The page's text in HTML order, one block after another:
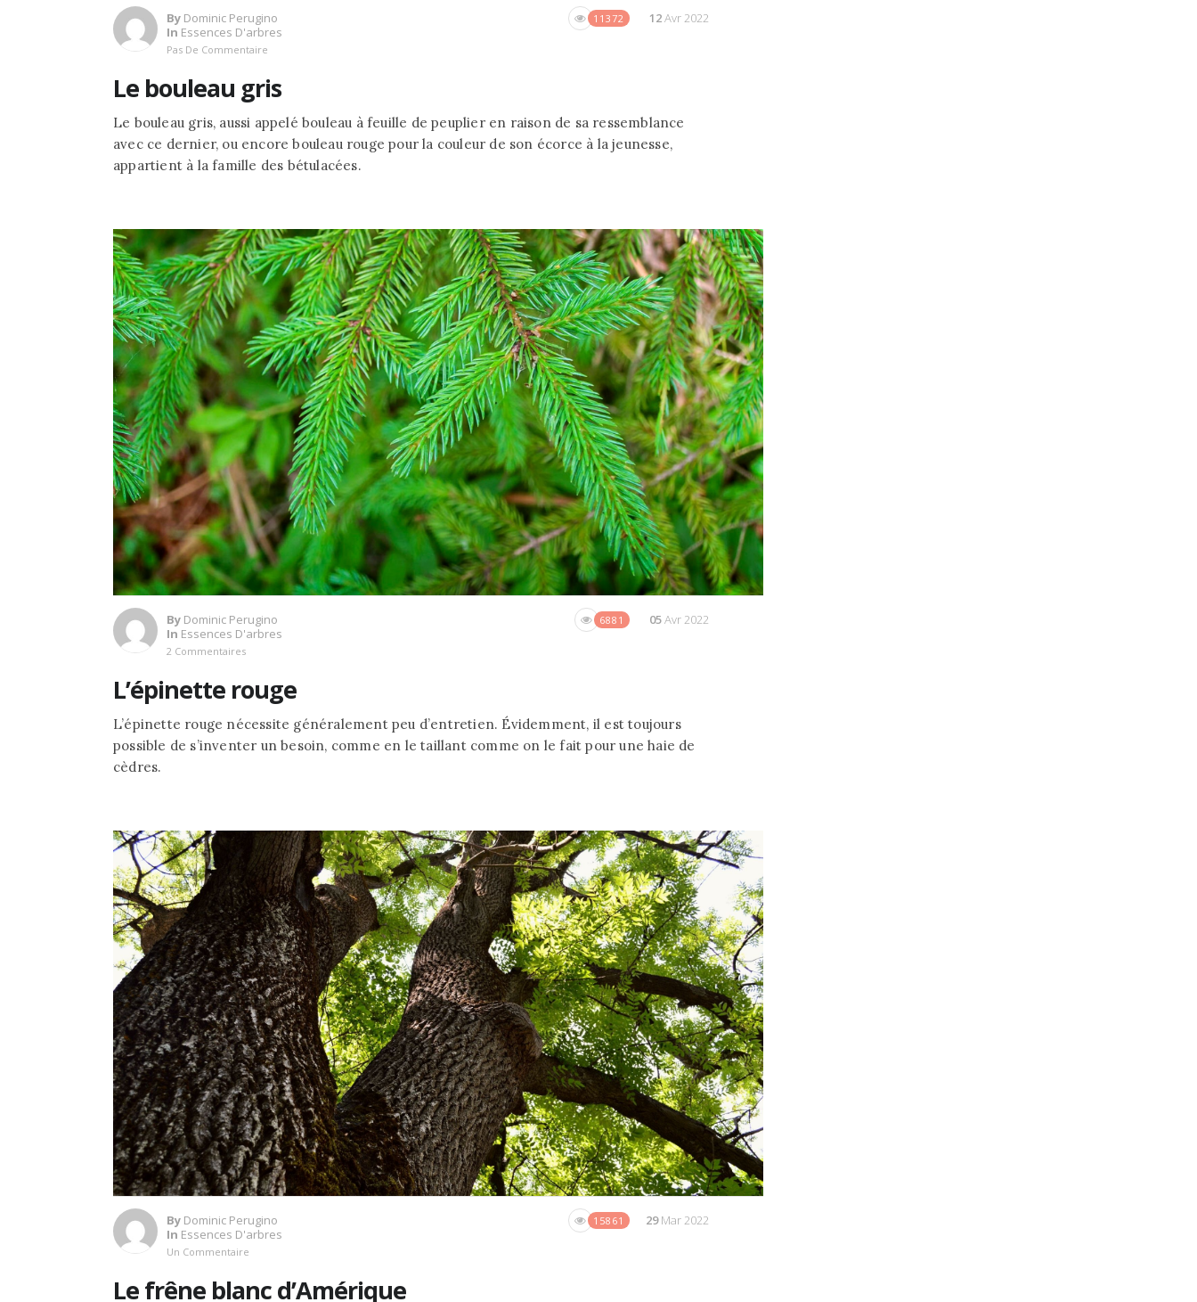
By Dominic Perugino
In Essences D'arbres
Pas De Commentaire
11372 12Avr 2022
Le bouleau gris
Le bouleau gris, aussi appelé bouleau à feuille de peuplier en raison de sa ressemblance
avec ce dernier, ou encore bouleau rouge pour la couleur de son écorce à la jeunesse,
appartient à la famille des bétulacées.
By Dominic Perugino
In Essences D'arbres
2 Commentaires
6881 05Avr 2022
L’épinette rouge
L’épinette rouge nécessite généralement peu d’entretien. Évidemment, il est toujours
possible de s’inventer un besoin, comme en le taillant comme on le fait pour une haie de
cèdres.
By Dominic Perugino
In Essences D'arbres
Un Commentaire
15861 29Mar 2022
Le frêne blanc d’Amérique